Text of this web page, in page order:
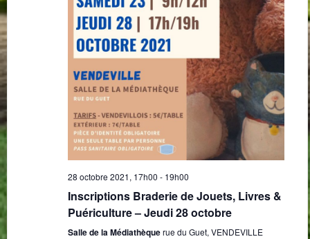
28 octobre 2021, 17h00 - 19h00
Inscriptions Braderie de Jouets, Livres &
Puériculture – Jeudi 28 octobre
Salle de la Médiathèquerue du Guet, VENDEVILLE